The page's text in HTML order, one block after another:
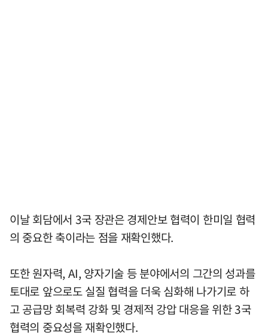
이날 회담에서 3국 장관은 경제안보 협력이 한미일 협력
의 중요한 축이라는 점을 재확인했다.
또한 원자력, AI, 양자기술 등 분야에서의 그간의 성과를
토대로 앞으로도 실질 협력을 더욱 심화해 나가기로 하
고 공급망 회복력 강화 및 경제적 강압 대응을 위한 3국
협력의 중요성을 재확인했다.